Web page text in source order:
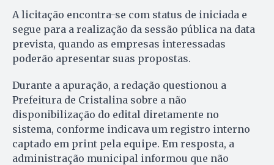
A licitação encontra-se com status de iniciada e
segue para a realização da sessão pública na data
prevista, quando as empresas interessadas
poderão apresentar suas propostas.
Durante a apuração, a redação questionou a
Prefeitura de Cristalina sobre a não
disponibilização do edital diretamente no
sistema, conforme indicava um registro interno
captado em print pela equipe. Em resposta, a
administração municipal informou que não